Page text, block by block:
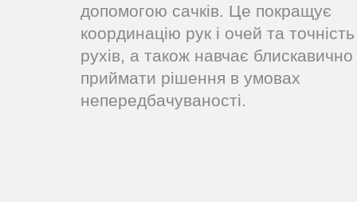
допомогою сачків. Це покращує
координацію рук і очей та точність
рухів, а також навчає блискавично
приймати рішення в умовах
непередбачуваності.